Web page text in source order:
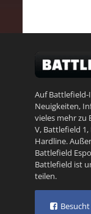
Auf
Neuigkeiten,
vieles mehr zu
V, Battlefield 1,
Hardline.
Battlefield
Battlefield ist
teilen.